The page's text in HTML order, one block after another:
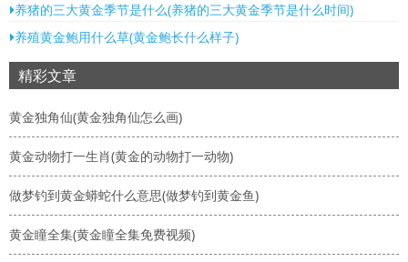
养猪的三大黄金季节是什么(养猪的三大黄金季节是什么时间)
养殖黄金鲍用什么草(黄金鲍长什么样子)
精彩文章
黄金独角仙(黄金独角仙怎么画)
黄金动物打一生肖(黄金的动物打一动物)
做梦钓到黄金蟒蛇什么意思(做梦钓到黄金鱼)
黄金瞳全集(黄金瞳全集免费视频)